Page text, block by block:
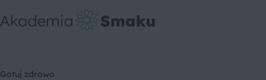
Gotuj zdrowo